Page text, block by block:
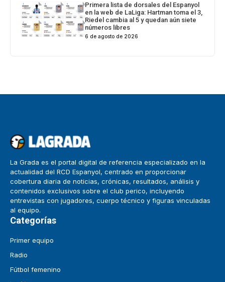
Primera lista de dorsales del Espanyol
en la web de LaLiga: Hartman toma el 3,
Riedel cambia al 5 y quedan aún siete
números libres
6 de agosto de 2026
La Grada es el portal digital de referencia especializado en la
actualidad del RCD Espanyol, centrado en proporcionar
cobertura diaria de noticias, crónicas, resultados, análisis y
contenidos exclusivos sobre el club perico, incluyendo
entrevistas con jugadores, cuerpo técnico y figuras vinculadas
al equipo.
Categorías
Primer equipo
Radio
Fútbol femenino